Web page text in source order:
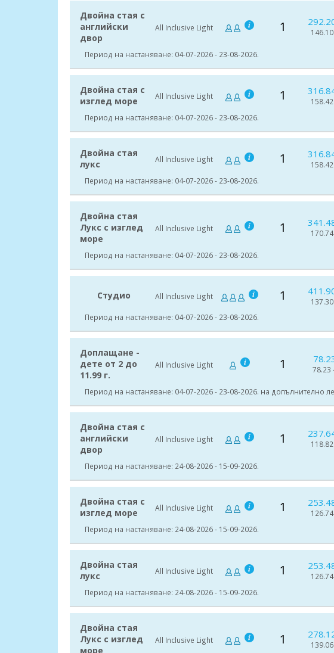
Двойна стая с
английски
двор
All Inclusive Light 1
Период на настаняване: 04-07-2026 - 23-08-2026.
Двойна стая с
изглед море
All Inclusive Light 1
Период на настаняване: 04-07-2026 - 23-08-2026.
Двойна стая
лукс
All Inclusive Light 1
Период на настаняване: 04-07-2026 - 23-08-2026.
Двойна стая
Лукс с изглед
море
All Inclusive Light 1
Период на настаняване: 04-07-2026 - 23-08-2026.
Студио All Inclusive Light 1
Период на настаняване: 04-07-2026 - 23-08-2026.
Доплащане -
дете от 2 до
11.99 г.
All Inclusive Light 1 78.23
Период на настаняване: 04-07-2026 - 23-08-2026. на допълнително
Двойна стая с
английски
двор
All Inclusive Light 1
Период на настаняване: 24-08-2026 - 15-09-2026.
Двойна стая с
изглед море
All Inclusive Light 1
Период на настаняване: 24-08-2026 - 15-09-2026.
Двойна стая
лукс
All Inclusive Light 1
Период на настаняване: 24-08-2026 - 15-09-2026.
Двойна стая
Лукс с изглед
море
All Inclusive Light 1